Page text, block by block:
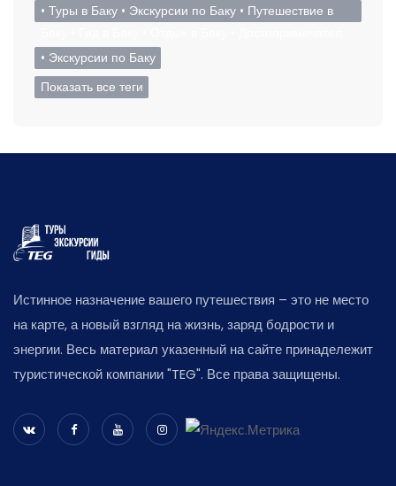
• Туры в Баку • Экскурсии по Баку • Путешествие в
• Экскурсии по Баку
Показать все теги
Истинное назначение вашего путешествия – это не место
на карте, а новый взгляд на жизнь, заряд бодрости и
энергии. Весь материал указенный на сайте принадележит
туристической компании "TEG". Все права защищены.